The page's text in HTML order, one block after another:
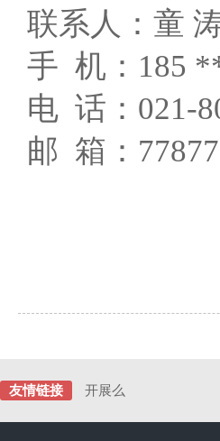
联系人：童
手 机：185
电 话：021-
邮 箱：
友情链接 开展么